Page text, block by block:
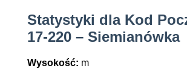
Statystyki dla Kod
17-220 – Siemianówka
Wysokość: m